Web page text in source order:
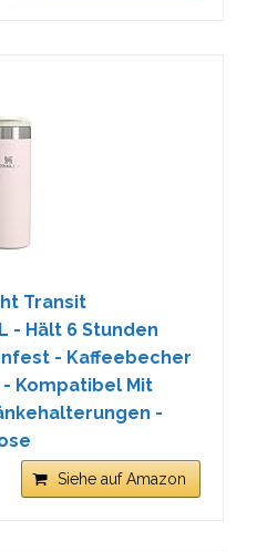
Transit
- Hält 6 Stunden
- Kaffeebecher
- Kompatibel Mit
-
Siehe auf Amazon